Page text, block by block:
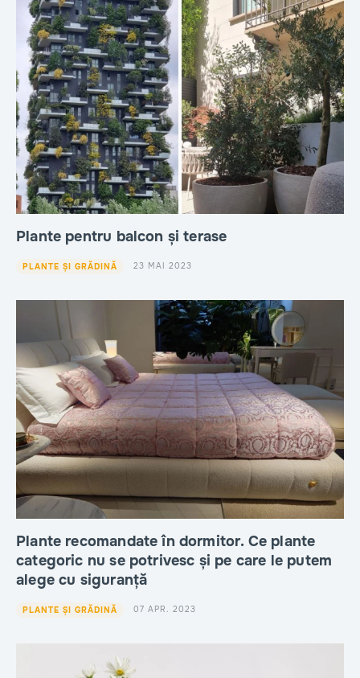
Plante pentru balcon și terase
PLANTE ȘI GRĂDINĂ 23 MAI 2023
Plante recomandate în dormitor. Ce plante
categoric nu se potrivesc și pe care le putem
alege cu siguranță
PLANTE ȘI GRĂDINĂ 07 APR. 2023